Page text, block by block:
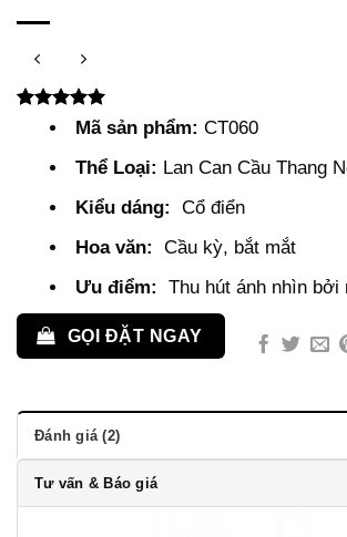
trên 5
đánh giá
Mã sản phẩm: CT060
Thể Loại: Lan Can Cầu Thang
Kiểu dáng:
Cổ điển
Hoa văn:
Cầu kỳ, bắt mắt
Ưu điểm:
Thu hút ánh nhìn
GỌI ĐẶT NGAY
Đánh giá (2)
Tư vấn & Báo giá